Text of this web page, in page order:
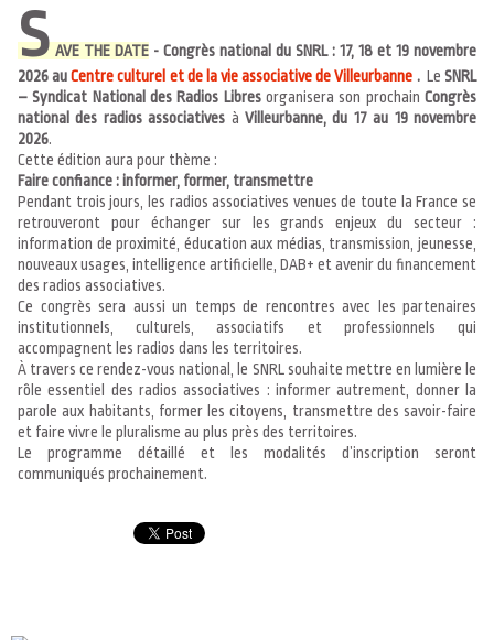
S AVE THE DATE - Congrès national du SNRL : 17, 18 et 19 novembre
2026 auCentre culturel et de la vie associative deVilleurbanne . LeSNRL
– Syndicat National des Radios Libresorganisera son prochainCongrès
national des radios associatives àVilleurbanne, du 17 au 19 novembre
2026.
Cette édition aura pour thème :
Faire confiance : informer, former, transmettre
Pendant trois jours, les radios associatives venues de toute la France se
retrouveront pour échanger sur les grands enjeux du secteur :
information de proximité, éducation aux médias, transmission, jeunesse,
nouveaux usages, intelligence artificielle, DAB+ et avenir du financement
des radios associatives.
Ce congrès sera aussi un temps de rencontres avec les partenaires
institutionnels, culturels, associatifs et professionnels qui
accompagnent les radios dans les territoires.
À travers ce rendez-vous national, le SNRL souhaite mettre en lumière le
rôle essentiel des radios associatives : informer autrement, donner la
parole aux habitants, former les citoyens, transmettre des savoir-faire
et faire vivre le pluralisme au plus près des territoires.
Le programme détaillé et les modalités d’inscription seront
communiqués prochainement.